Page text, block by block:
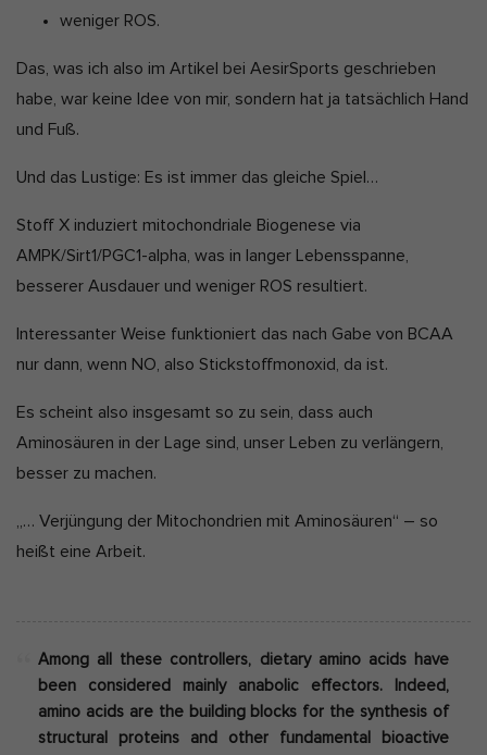
s
e
weniger ROS.
Das, was ich also im Artikel bei AesirSports geschrieben
habe, war keine Idee von mir, sondern hat ja tatsächlich Hand
und Fuß.
Und das Lustige: Es ist immer das gleiche Spiel…
Stoff X induziert mitochondriale Biogenese via
AMPK/Sirt1/PGC1-alpha, was in langer Lebensspanne,
besserer Ausdauer und weniger ROS resultiert.
Interessanter Weise funktioniert das nach Gabe von BCAA
nur dann, wenn NO, also Stickstoffmonoxid, da ist.
Es scheint also insgesamt so zu sein, dass auch
Aminosäuren in der Lage sind, unser Leben zu verlängern,
besser zu machen.
„… Verjüngung der Mitochondrien mit Aminosäuren“ – so
heißt eine Arbeit.
Among all these controllers, dietary amino acids have
been considered mainly anabolic effectors. Indeed,
amino acids are the building blocks for the synthesis of
structural proteins and other fundamental bioactive
können wir unser Angebot besser auf unsere Besucher abstimmen.
Marketing (5)
Marketing-Cookies werden von Drittanbietern oder Publishern
indem sie Besucher über Websites hinweg verfolgen.
Externe Medien (2)
Inhalte von Videoplattformen und Social-Media-Plattformen werden
manuellen Einwilligung mehr.
Cookie-Informationen anzeigen
Datenschutzerklärung